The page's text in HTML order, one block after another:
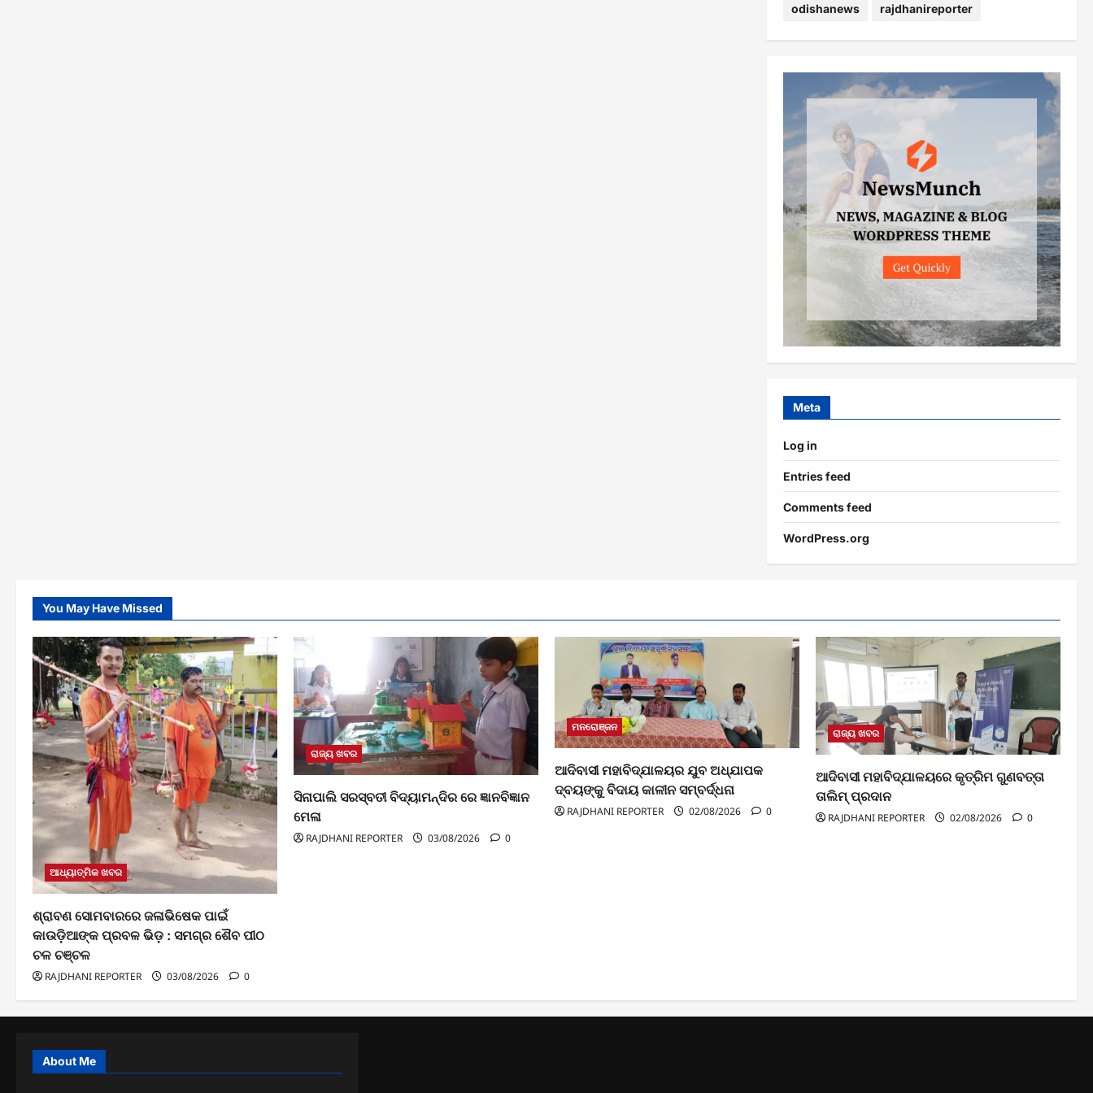
odishanews rajdhanireporter
Meta
Log in
Entries feed
Comments feed
WordPress.org
You May Have Missed
ଆଧ୍ୟାତ୍ମିକ ଖବର
ଶ୍ରାବଣ ସୋମବାରରେ ଜଳାଭିଷେକ ପାଇଁ
କାଉଡ଼ିଆଙ୍କ ପ୍ରବଳ ଭିଡ଼ : ସମଗ୍ର ଶୈବ ପୀଠ
ଚଳ ଚଞ୍ଚଳ
RAJDHANI REPORTER 03/08/2026 0
ରାଜ୍ୟ ଖବର
ସିନାପାଲି ସରସ୍ବତୀ ବିଦ୍ୟାମନ୍ଦିର ରେ ଜ୍ଞାନବିଜ୍ଞାନ
ମେଳା
RAJDHANI REPORTER 03/08/2026 0
ମନରୋଞ୍ଜନ
ଆଦିବାସୀ ମହାବିଦ୍ଯାଳୟର ଯୁବ ଅଧ୍ଯାପକ
ଦ୍ବୟଙ୍କୁ ବିଦାୟ କାଳୀନ ସମ୍ବର୍ଦ୍ଧନା
RAJDHANI REPORTER 02/08/2026 0
ରାଜ୍ୟ ଖବର
ଆଦିବାସୀ ମହାବିଦ୍ଯାଳୟରେ କୃତ୍ରିମ ଗୁଣବତ୍ତା
ତାଲିମ୍ ପ୍ରଦାନ
RAJDHANI REPORTER 02/08/2026 0
About Me